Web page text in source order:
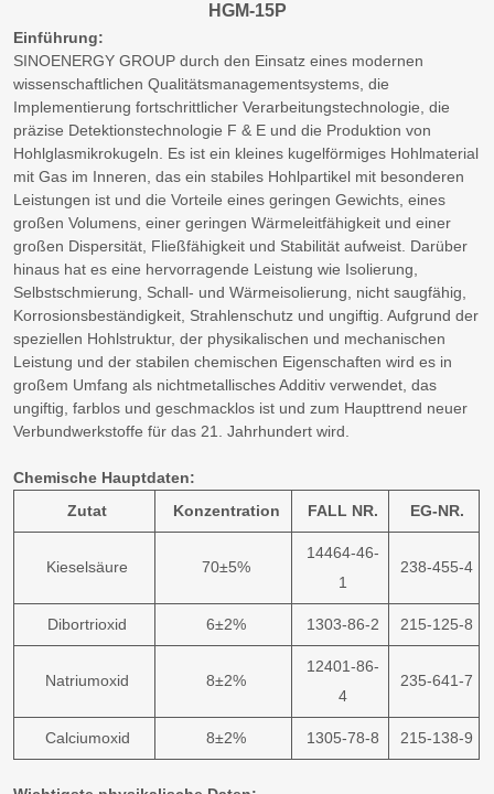
HGM-15P
Einführung:
SINOENERGY GROUP durch den Einsatz eines modernen
wissenschaftlichen Qualitätsmanagementsystems, die
Implementierung fortschrittlicher Verarbeitungstechnologie, die
präzise Detektionstechnologie F & E und die Produktion von
Hohlglasmikrokugeln. Es ist ein kleines kugelförmiges Hohlmaterial
mit Gas im Inneren, das ein stabiles Hohlpartikel mit besonderen
Leistungen ist und die Vorteile eines geringen Gewichts, eines
großen Volumens, einer geringen Wärmeleitfähigkeit und einer
großen Dispersität, Fließfähigkeit und Stabilität aufweist. Darüber
hinaus hat es eine hervorragende Leistung wie Isolierung,
Selbstschmierung, Schall- und Wärmeisolierung, nicht saugfähig,
Korrosionsbeständigkeit, Strahlenschutz und ungiftig. Aufgrund der
speziellen Hohlstruktur, der physikalischen und mechanischen
Leistung und der stabilen chemischen Eigenschaften wird es in
großem Umfang als nichtmetallisches Additiv verwendet, das
ungiftig, farblos und geschmacklos ist und zum Haupttrend neuer
Verbundwerkstoffe für das 21. Jahrhundert wird.
Chemische Hauptdaten:
Zutat
Konzentration FALL NR. EG-NR.
Kieselsäure 70±5%
14464-46-
1
238-455-4
Dibortrioxid 6±2% 1303-86-2 215-125-8
Natriumoxid 8±2%
12401-86-
4
235-641-7
Calciumoxid 8±2% 1305-78-8 215-138-9